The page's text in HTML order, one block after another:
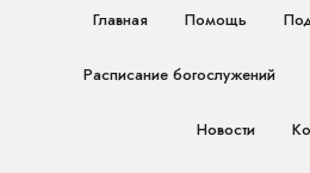
Главная Помощь
Расписание богослужений
Новости